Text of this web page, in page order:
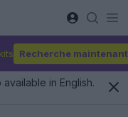
Recherche maintenant
in English.